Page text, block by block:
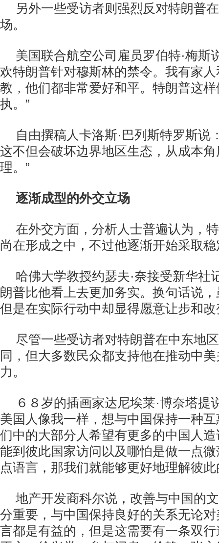
另外一些受访者则强烈反对特朗普
场。
美国联合航空公司雇员罗伯特·梅斯
欢特朗普针对穆斯林的禁令。我有家
教，他们都非常爱好和平。特朗普这
执。”
自由撰稿人卡洛斯·巴列斯特罗斯说
这不但会破坏边界地区生态，从成本
理。”
逐渐成型的外交立场
在外交方面，分析人士普遍认为，
尚在形成之中，不过他逐渐开始采取
哈佛大学教授约瑟夫·奈接受新华社
朗普比他看上去更加务实。换句话说
但是在实际行动中却显得愿意让步和改
尽管一些受访者对特朗普在中东地
同，但大多数民众都支持他在推动中
力。
６８岁的插画家达尼埃莱·博奈塔提
美国人像我一样，想与中国保持一种
们中的大部分人希望有更多的中国人
能到彼此国家访问以及哪怕是做一点
点语言，那我们就能够更好地理解彼此
地产开发商科尔说，改善与中国的
分重要，与中国保持良好的关系无论
言都是有益的，但是这需要有一条双